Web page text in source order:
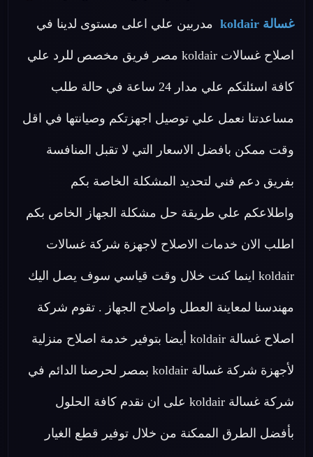
غسالة koldair مدربين علي اعلى مستوى لدينا في
اصلاح غسالات koldair مصر فريق مخصص للرد علي
كافة اسئلتكم علي مدار 24 ساعة في حالة طلب
مساعدتنا نعمل علي توصيل اجهزتكم وصيانتها في اقل
وقت ممكن بافضل الاسعار التي لا تقبل المنافسة
بفريق دعم فني لتحديد المشكلة الخاصة بكم
واطلاعكم علي طريقة حل مشكلة الجهاز الخاص بكم
اطلب الان خدمات الاصلاح لاجهزة شركة غسالات
koldair اينما كنت خلال وقت قياسي سوف يصل اليك
مهندسنا لمعاينة العطل واصلاح الجهاز . تقوم شركة
اصلاح غسالة koldair أيضا بتوفير خدمة اصلاح منزلية
لأجهزة شركة غسالة koldair بمصر لحرصنا الدائم في
شركة غسالة koldair على ان نقدم كافة الحلول
بأفضل الطرق الممكنة من خلال توفير قطع الغيار